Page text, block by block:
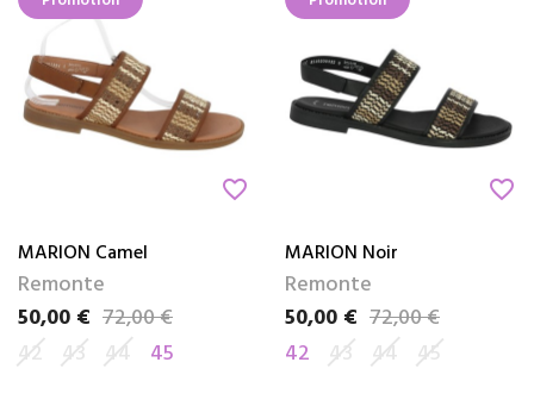
favorite_border
MARION Camel
Remonte
Prix
50,00 €
Prix de base72,00 €
42 43 44 45
favorite_border
MARION Noir
Remonte
Prix
50,00 €
Prix de base72,00 €
42 43 44 45